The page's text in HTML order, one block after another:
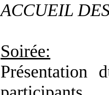
ACCUEIL
Soirée:
Présentation